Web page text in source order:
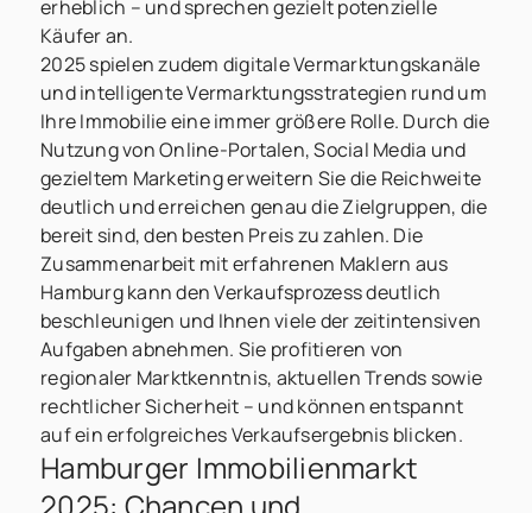
erheblich – und sprechen gezielt potenzielle
Käufer an.
2025 spielen zudem digitale Vermarktungskanäle
und intelligente Vermarktungsstrategien rund um
Ihre Immobilie eine immer größere Rolle. Durch die
Nutzung von Online-Portalen, Social Media und
gezieltem Marketing erweitern Sie die Reichweite
deutlich und erreichen genau die Zielgruppen, die
bereit sind, den besten Preis zu zahlen. Die
Zusammenarbeit mit erfahrenen Maklern aus
Hamburg kann den Verkaufsprozess deutlich
beschleunigen und Ihnen viele der zeitintensiven
Aufgaben abnehmen. Sie profitieren von
regionaler Marktkenntnis, aktuellen Trends sowie
rechtlicher Sicherheit – und können entspannt
auf ein erfolgreiches Verkaufsergebnis blicken.
Hamburger Immobilienmarkt